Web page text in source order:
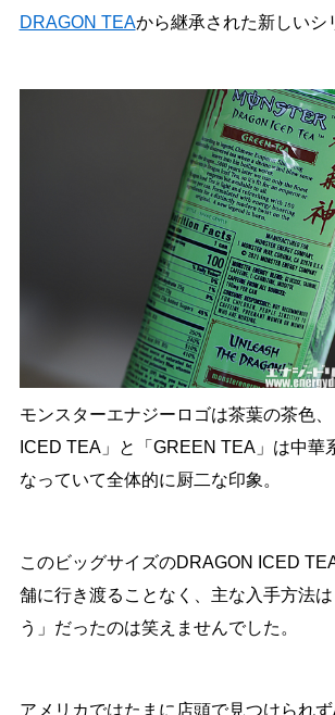
DRAGON TEAから継承された新しいシ
モンスターエナジーロゴは茶葉の茶色
ICED TEA」と「GREEN TEA」は中華
なっていて全体的に厨二な印象。
このビッグサイズのDRAGON ICED
舗に行き渡ることなく、主な入手方法
う」だったのは笑えませんでした。
アメリカではたまに店頭で見つけられ